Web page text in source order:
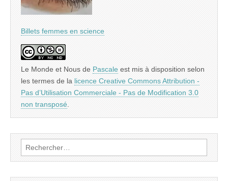
Billets femmes en science
Le Monde et Nous de Pascale est mis à disposition selon
les termes de la licence Creative Commons Attribution -
Pas d’Utilisation Commerciale - Pas de Modification 3.0
non transposé
Rechercher :